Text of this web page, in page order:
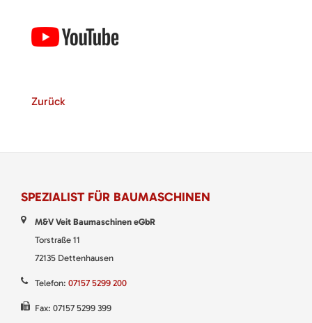
Zurück
SPEZIALIST FÜR BAUMASCHINEN
M&V Veit Baumaschinen eGbR
Torstraße 11
72135 Dettenhausen
Telefon: 07157 5299 200
Fax: 07157 5299 399